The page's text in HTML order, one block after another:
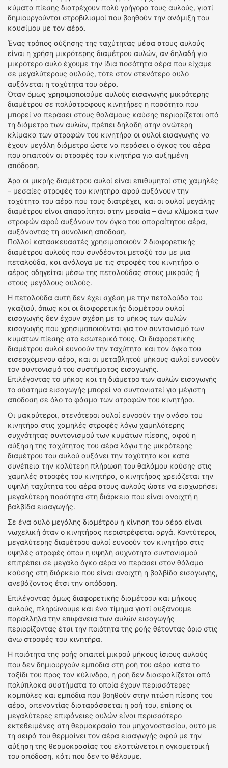
κύματα πίεσης διατρέχουν πολύ γρήγορα τους αυλούς, γιατί
δημιουργούνται στροβιλισμοί που βοηθούν την ανάμιξη του
καυσίμου με τον αέρα.
Ένας τρόπος αύξησης της ταχύτητας μέσα στους αυλούς
είναι η χρήση μικρότερης διαμέτρου αυλών, αν δηλαδή για
μικρότερο αυλό έχουμε την ίδια ποσότητα αέρα που είχαμε
σε μεγαλύτερους αυλούς, τότε στον στενότερο αυλό
αυξάνεται η ταχύτητα του αέρα.
Όταν όμως χρησιμοποιούμε αυλούς εισαγωγής μικρότερης
διαμέτρου σε πολύστροφους κινητήρες η ποσότητα που
μπορεί να περάσει στους θαλάμους καύσης περιορίζεται από
τη διάμετρο των αυλών, πρέπει δηλαδή στην ανώτερη
κλίμακα των στροφών του κινητήρα οι αυλοί εισαγωγής να
έχουν μεγάλη διάμετρο ώστε να περάσει ο όγκος του αέρα
που απαιτούν οι στροφές του κινητήρα για αυξημένη
απόδοση.
Άρα οι μικρής διαμέτρου αυλοί είναι επιθυμητοί στις χαμηλές
– μεσαίες στροφές του κινητήρα αφού αυξάνουν την
ταχύτητα του αέρα που τους διατρέχει, και οι αυλοί μεγάλης
διαμέτρου είναι απαραίτητοι στην μεσαία – άνω κλίμακα των
στροφών αφού αυξάνουν τον όγκο του απαραίτητου αέρα,
αυξάνοντας τη συνολική απόδοση.
Πολλοί κατασκευαστές χρησιμοποιούν 2 διαφορετικής
διαμέτρου αυλούς που συνδέονται μεταξύ του με μια
πεταλούδα, και ανάλογα με τις στροφές του κινητήρα ο
αέρας οδηγείται μέσω της πεταλούδας στους μικρούς ή
στους μεγάλους αυλούς.
Η πεταλούδα αυτή δεν έχει σχέση με την πεταλούδα του
γκαζιού, όπως και οι διαφορετικής διαμέτρου αυλοί
εισαγωγής δεν έχουν σχέση με το μήκος των αυλών
εισαγωγής που χρησιμοποιούνται για τον συντονισμό των
κυμάτων πίεσης στο εσωτερικό τους. Οι διαφορετικής
διαμέτρου αυλοί ευνοούν την ταχύτητα και τον όγκο του
εισερχόμενου αέρα, και οι μεταβλητού μήκους αυλοί ευνοούν
τον συντονισμό του συστήματος εισαγωγής.
Επιλέγοντας το μήκος και τη διάμετρο των αυλών εισαγωγής
το σύστημα εισαγωγής μπορεί να συντονιστεί για μέγιστη
απόδοση σε όλο το φάσμα των στροφών του κινητήρα.
Οι μακρύτεροι, στενότεροι αυλοί ευνοούν την ανάσα του
κινητήρα στις χαμηλές στροφές λόγω χαμηλότερης
συχνότητας συντονισμού των κυμάτων πίεσης, αφού η
αύξηση της ταχύτητας του αέρα λόγω της μικρότερης
διαμέτρου του αυλού αυξάνει την ταχύτητα και κατά
συνέπεια την καλύτερη πλήρωση του θαλάμου καύσης στις
χαμηλές στροφές του κινητήρα, ο κινητήρας χρειάζεται την
υψηλή ταχύτητα του αέρα στους αυλούς ώστε να εισχωρήσει
μεγαλύτερη ποσότητα στη διάρκεια που είναι ανοιχτή η
βαλβίδα εισαγωγής.
Σε ένα αυλό μεγάλης διαμέτρου η κίνηση του αέρα είναι
νωχελική όταν ο κινητήρας περιστρέφεται αργά. Κοντύτεροι,
μεγαλύτερης διαμέτρου αυλοί ευνοούν τον κινητήρα στις
υψηλές στροφές όπου η υψηλή συχνότητα συντονισμού
επιτρέπει σε μεγάλο όγκο αέρα να περάσει στον θάλαμο
καύσης στη διάρκεια που είναι ανοιχτή η βαλβίδα εισαγωγής,
ανεβάζοντας έτσι την απόδοση.
Επιλέγοντας όμως διαφορετικής διαμέτρου και μήκους
αυλούς, πληρώνουμε και ένα τίμημα γιατί αυξάνουμε
παράλληλα την επιφάνεια των αυλών εισαγωγής
περιορίζοντας έτσι την ποιότητα της ροής θέτοντας όριο στις
άνω στροφές του κινητήρα.
Η ποιότητα της ροής απαιτεί μικρού μήκους ίσιους αυλούς
που δεν δημιουργούν εμπόδια στη ροή του αέρα κατά το
ταξίδι του προς τον κύλινδρο, η ροή δεν διασφαλίζεται από
πολύπλοκα συστήματα τα οποία έχουν περισσότερες
καμπύλες και εμπόδια που βοηθούν στην πτώση πίεσης του
αέρα, απεναντίας διαταράσσεται η ροή του, επίσης οι
μεγαλύτερες επιφάνειες αυλών είναι περισσότερο
εκτεθειμένες στη θερμοκρασία του μηχανοστασίου, αυτό με
τη σειρά του θερμαίνει τον αέρα εισαγωγής αφού με την
αύξηση της θερμοκρασίας του ελαττώνεται η ογκομετρική
του απόδοση, κάτι που δεν το θέλουμε.